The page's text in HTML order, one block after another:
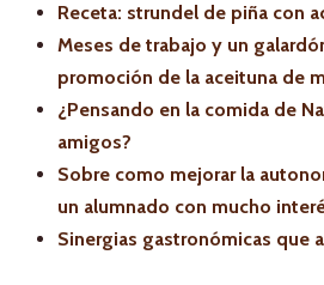
Receta: strundel de piña con
Meses de trabajo y un
promoción de la aceituna de
¿Pensando en la comida de
amigos?
Sobre como mejorar la
un alumnado con mucho
Sinergias gastronómicas que